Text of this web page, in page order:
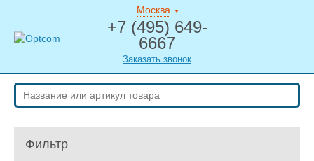
Москва
+7 (495) 649-
6667
Заказать звонок
Фильтр